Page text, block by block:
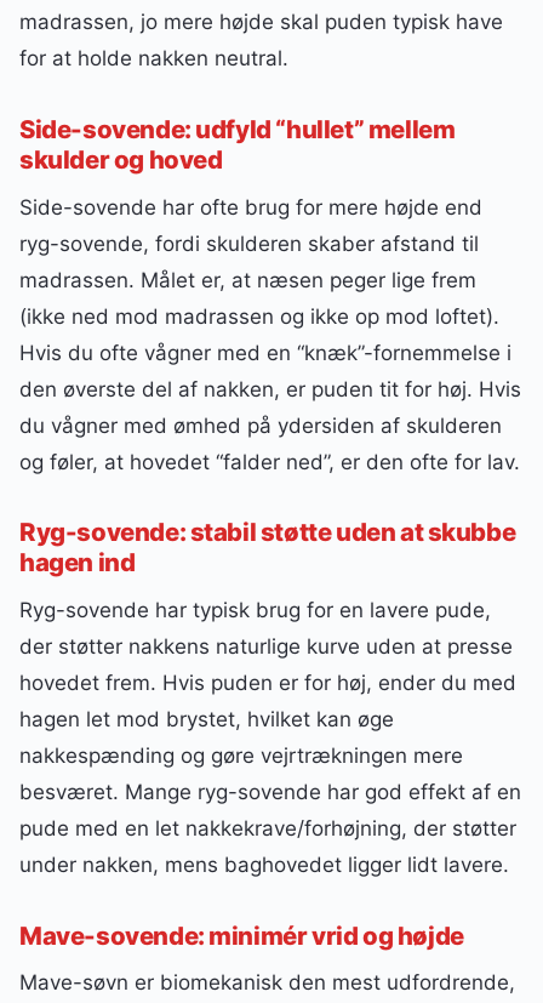
madrassen, jo mere højde skal puden typisk have
for at holde nakken neutral.
Side-sovende: udfyld “hullet” mellem
skulder og hoved
Side-sovende har ofte brug for mere højde end
ryg-sovende, fordi skulderen skaber afstand til
madrassen. Målet er, at næsen peger lige frem
(ikke ned mod madrassen og ikke op mod loftet).
Hvis du ofte vågner med en “knæk”-fornemmelse i
den øverste del af nakken, er puden tit for høj. Hvis
du vågner med ømhed på ydersiden af skulderen
og føler, at hovedet “falder ned”, er den ofte for lav.
Ryg-sovende: stabil støtte uden at skubbe
hagen ind
Ryg-sovende har typisk brug for en lavere pude,
der støtter nakkens naturlige kurve uden at presse
hovedet frem. Hvis puden er for høj, ender du med
hagen let mod brystet, hvilket kan øge
nakkespænding og gøre vejrtrækningen mere
besværet. Mange ryg-sovende har god effekt af en
pude med en let nakkekrave/forhøjning, der støtter
under nakken, mens baghovedet ligger lidt lavere.
Mave-sovende: minimér vrid og højde
Mave-søvn er biomekanisk den mest udfordrende,